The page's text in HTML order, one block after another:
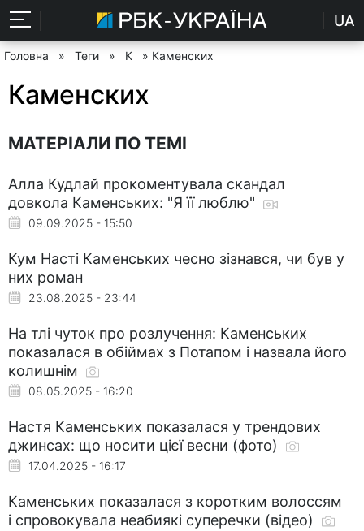
UA
Головна » Теги » К » Каменских
Каменских
МАТЕРІАЛИ ПО ТЕМІ
Алла Кудлай прокоментувала скандал
довкола Каменських: "Я її люблю"
09.09.2025 - 15:50
Кум Насті Каменських чесно зізнався, чи був у
них роман
23.08.2025 - 23:44
На тлі чуток про розлучення: Каменських
показалася в обіймах з Потапом і назвала його
колишнім
08.05.2025 - 16:20
Настя Каменських показалася у трендових
джинсах: що носити цієї весни (фото)
17.04.2025 - 16:17
Каменських показалася з коротким волоссям
і спровокувала неабиякі суперечки (відео)